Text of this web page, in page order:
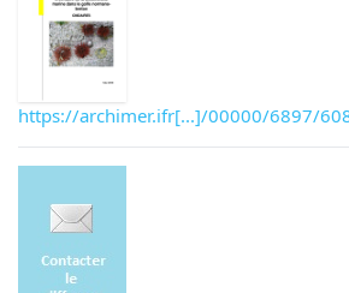
https://archimer.ifr[...]/00000/6897/